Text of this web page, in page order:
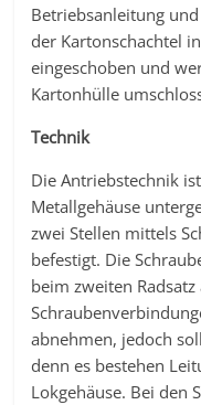
Betriebsanleitung
der Kartonschachtel
eingeschoben und
Kartonhülle
Technik
Die Antriebstechnik
Metallgehäuse
zwei Stellen mittels
befestigt. Die
beim zweiten
abnehmen, jedoch
denn es bestehen
Lokgehäuse. Bei den